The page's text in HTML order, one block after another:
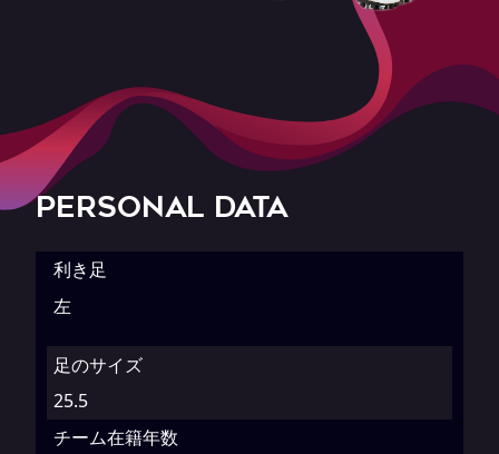
PERSONAL DATA
利き足
左
足のサイズ
25.5
チーム在籍年数